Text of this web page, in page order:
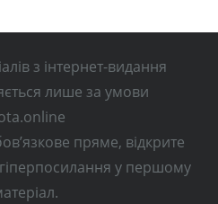
з інтернет-видання
лише за умови
пряме, відкрите
у першому